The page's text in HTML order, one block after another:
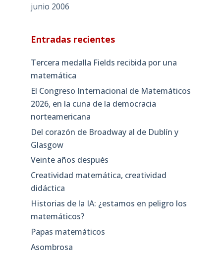
junio 2006
Entradas recientes
Tercera medalla Fields recibida por una
matemática
El Congreso Internacional de Matemáticos
2026, en la cuna de la democracia
norteamericana
Del corazón de Broadway al de Dublín y
Glasgow
Veinte años después
Creatividad matemática, creatividad
didáctica
Historias de la IA: ¿estamos en peligro los
matemáticos?
Papas matemáticos
Asombrosa